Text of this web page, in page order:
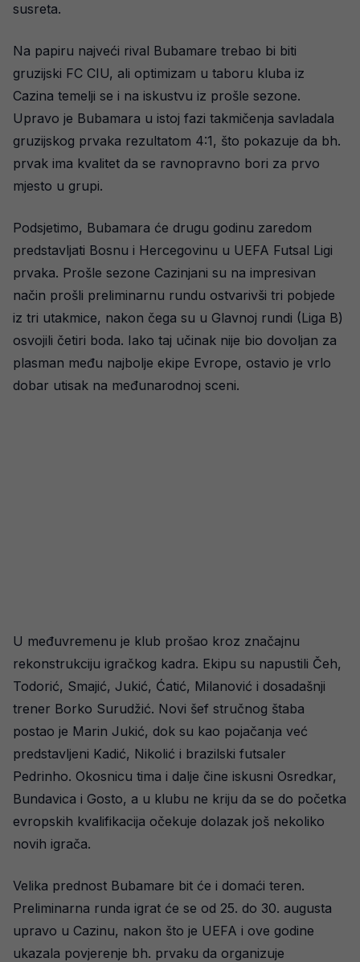
susreta.
Na papiru najveći rival Bubamare trebao bi biti
gruzijski FC CIU, ali optimizam u taboru kluba iz
Cazina temelji se i na iskustvu iz prošle sezone.
Upravo je Bubamara u istoj fazi takmičenja savladala
gruzijskog prvaka rezultatom 4:1, što pokazuje da bh.
prvak ima kvalitet da se ravnopravno bori za prvo
mjesto u grupi.
Podsjetimo, Bubamara će drugu godinu zaredom
predstavljati Bosnu i Hercegovinu u UEFA Futsal Ligi
prvaka. Prošle sezone Cazinjani su na impresivan
način prošli preliminarnu rundu ostvarivši tri pobjede
iz tri utakmice, nakon čega su u Glavnoj rundi (Liga B)
osvojili četiri boda. Iako taj učinak nije bio dovoljan za
plasman među najbolje ekipe Evrope, ostavio je vrlo
dobar utisak na međunarodnoj sceni.
U međuvremenu je klub prošao kroz značajnu
rekonstrukciju igračkog kadra. Ekipu su napustili Čeh,
Todorić, Smajić, Jukić, Ćatić, Milanović i dosadašnji
trener Borko Surudžić. Novi šef stručnog štaba
postao je Marin Jukić, dok su kao pojačanja već
predstavljeni Kadić, Nikolić i brazilski futsaler
Pedrinho. Okosnicu tima i dalje čine iskusni Osredkar,
Bundavica i Gosto, a u klubu ne kriju da se do početka
evropskih kvalifikacija očekuje dolazak još nekoliko
novih igrača.
Velika prednost Bubamare bit će i domaći teren.
Preliminarna runda igrat će se od 25. do 30. augusta
upravo u Cazinu, nakon što je UEFA i ove godine
ukazala povjerenje bh. prvaku da organizuje